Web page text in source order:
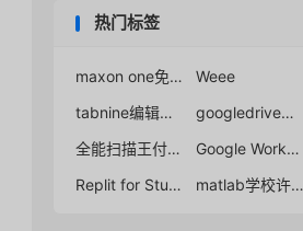
热门标签
maxon one免费获取注册 Weee
tabnine编辑器插件年费订阅账户
googledrive无限空间
全能扫描王付费版和免费版的区别
Google Workspace education
Replit for Students
matlab学校许可证